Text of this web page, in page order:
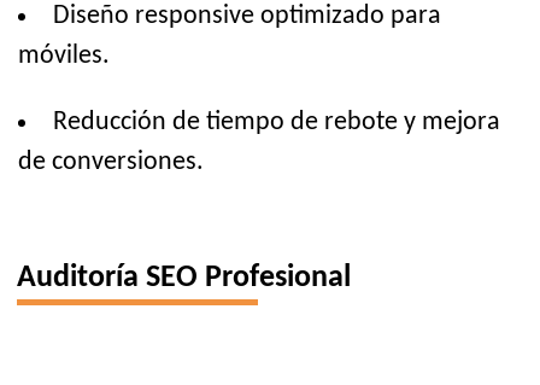
Diseño responsive optimizado para
móviles.
Reducción de tiempo de rebote y mejora
de conversiones.
Auditoría SEO Profesional